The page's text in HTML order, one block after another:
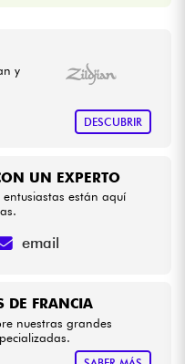
y
DESCUBRIR
DE FRANCIA
nuestras grandes
UN EXPERTO
entusiastas están aquí
email